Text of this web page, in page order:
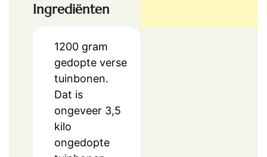
Ingrediënten
1200 gram
gedopte verse
tuinbonen.
Dat is
ongeveer 3,5
kilo
ongedopte